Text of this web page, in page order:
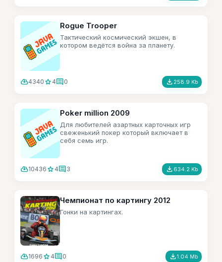
Rogue Trooper
Тактический космический экшен, в
котором ведётся война за планету.
cloud_download4340 star 4comment0 file_download 258.9 Kb
Poker million 2009
Для любителей азартных карточных игр
свеженький покер который включает в
себя семь игр.
cloud_download10436 star 4comment3 file_download 634.2 Kb
Чемпионат по картингу 2012
Гонки на картингах.
cloud_download1696 star 4comment0 file_download1.04 Mb